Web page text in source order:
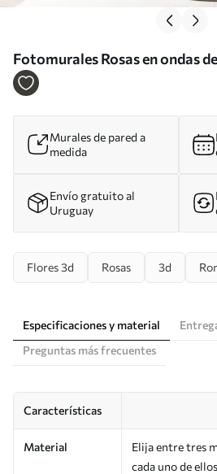
Fotomurales Rosas en ondas
Murales de pared a
medida
Envío gratuito al
Uruguay
Flores 3d Rosas 3d
Especificaciones y material
Preguntas más frecuentes
Características
Material
Elija entre tres
cada uno de